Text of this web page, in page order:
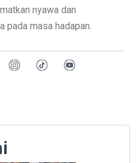
nyawa dan
pada masa hadapan.